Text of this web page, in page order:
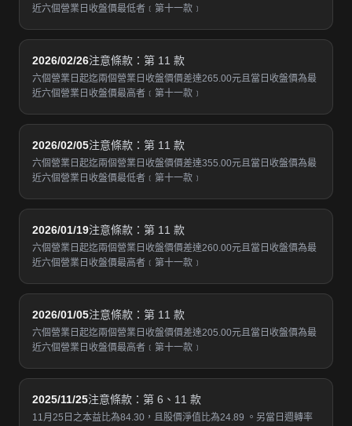
近六個營業日收盤價最低者﹝第十一款﹞
2026/02/26注意條款：第 11 款
六個營業日起迄兩個營業日收盤價價差達265.00元且當日收盤價為最
近六個營業日收盤價最高者﹝第十一款﹞
2026/02/05注意條款：第 11 款
六個營業日起迄兩個營業日收盤價價差達355.00元且當日收盤價為最
近六個營業日收盤價最低者﹝第十一款﹞
2026/01/19注意條款：第 11 款
六個營業日起迄兩個營業日收盤價價差達260.00元且當日收盤價為最
近六個營業日收盤價最高者﹝第十一款﹞
2026/01/05注意條款：第 11 款
六個營業日起迄兩個營業日收盤價價差達205.00元且當日收盤價為最
近六個營業日收盤價最高者﹝第十一款﹞
2025/11/25注意條款：第 6、11 款
11月25日之本益比為84.30，且股價淨值比為24.89 。另當日週轉率